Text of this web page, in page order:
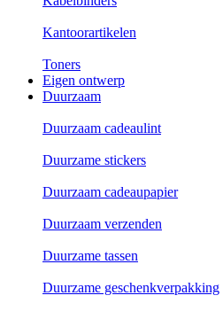
Kantoorartikelen
Toners
Eigen ontwerp
Duurzaam
Duurzaam cadeaulint
Duurzame stickers
Duurzaam cadeaupapier
Duurzaam verzenden
Duurzame tassen
Duurzame geschenkverpakking